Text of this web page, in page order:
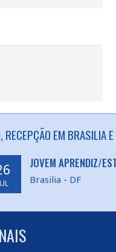
EM BRASILIA E
JOVEM APRENDIZ/
Brasilia - DF